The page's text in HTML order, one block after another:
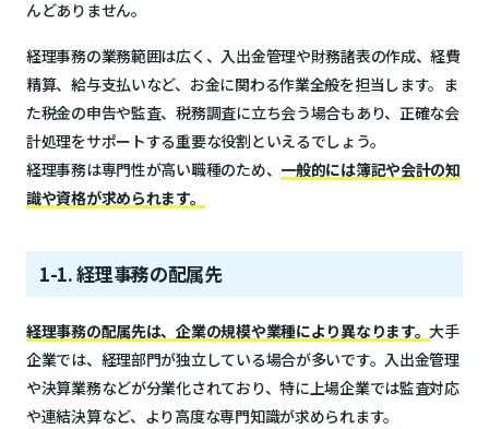
んどありません。
経理事務の業務範囲は広く、入出金管理や財務諸表の作成、経費
精算、給与支払いなど、お金に関わる作業全般を担当します。ま
た税金の申告や監査、税務調査に立ち会う場合もあり、正確な会
計処理をサポートする重要な役割といえるでしょう。
経理事務は専門性が高い職種のため、 一般的には簿記や会計の知
識や資格が求められます。
1-1. 経理事務の配属先
経理事務の配属先は、企業の規模や業種により異なります。大手
企業では、経理部門が独立している場合が多いです。入出金管理
や決算業務などが分業化されており、特に上場企業では監査対応
や連結決算など、より高度な専門知識が求められます。